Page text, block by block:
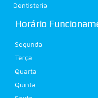
Dentisteria
Horário
Segunda
Terça
Quarta
Quinta